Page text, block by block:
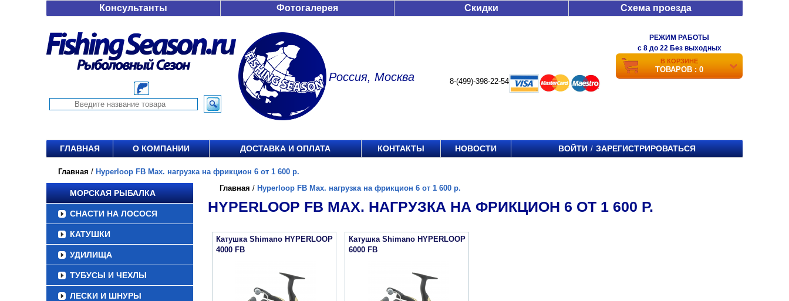
Консультанты Фотогалерея Скидки Схема проезда
Россия, Москва 8-(499)-398-22-54
РЕЖИМ РАБОТЫ
c 8 до 22 Без выходных
В КОРЗИНЕ
ТОВАРОВ : 0
ГЛАВНАЯ О КОМПАНИИ ДОСТАВКА И ОПЛАТА КОНТАКТЫ НОВОСТИ ВОЙТИ / ЗАРЕГИСТРИРОВАТЬСЯ
Главная / Hyperloop FB Max. нагрузка на фрикцион 6 от 1 600 р.
МОРСКАЯ РЫБАЛКА
СНАСТИ НА ЛОСОСЯ
КАТУШКИ
УДИЛИЩА
ТУБУСЫ И ЧЕХЛЫ
ЛЕСКИ И ШНУРЫ
Главная / Hyperloop FB Max. нагрузка на фрикцион 6 от 1 600 р.
HYPERLOOP FB MAX. НАГРУЗКА НА ФРИКЦИОН 6 ОТ 1 600 Р.
Катушка Shimano HYPERLOOP
4000 FB
Катушка Shimano HYPERLOOP
6000 FB